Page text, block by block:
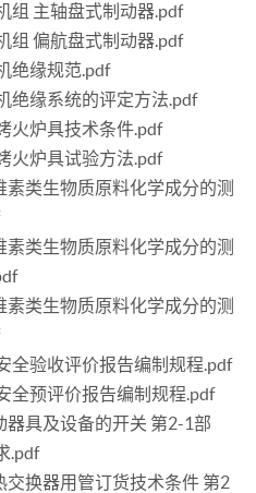
组 主轴盘式制动器.pdf
组 偏航盘式制动器.pdf
绝缘规范.pdf
绝缘系统的评定方法.pdf
火炉具技术条件.pdf
火炉具试验方法.pdf
素类生物质原料化学成分的测
素类生物质原料化学成分的测
素类生物质原料化学成分的测
全验收评价报告编制规程.pdf
全预评价报告编制规程.pdf
器具及设备的开关 第2-1部
.pdf
交换器用管订货技术条件 第2